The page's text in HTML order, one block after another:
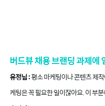
버드뷰 채용 브랜딩 과제에
유정님 :평소 마케팅이나 콘텐츠 제
케팅은 꼭 필요한 일이잖아요. 이 부